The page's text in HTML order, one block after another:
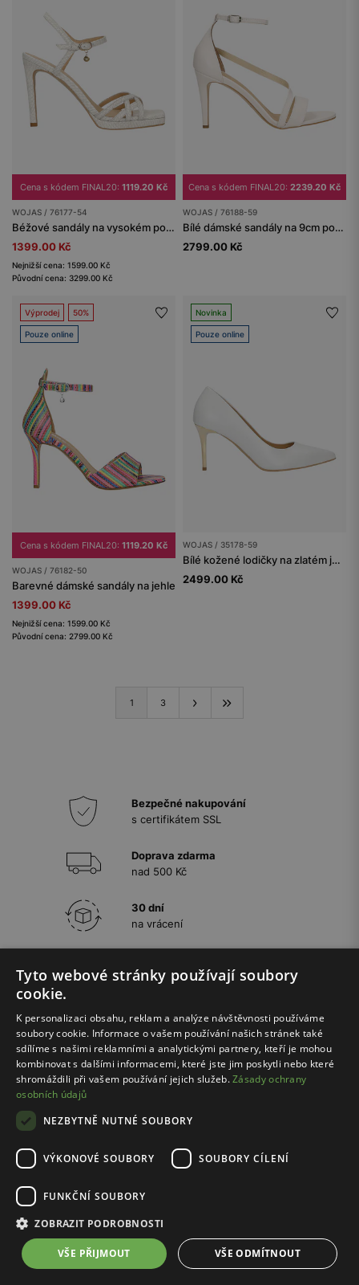
Cena s kódem FINAL20: 1119.20 Kč
WOJAS / 76177-54
Béžové sandály na vysokém podpatku s tłoczeným vzorem
1399.00 Kč
Nejnižší cena: 1599.00 Kč
Původní cena: 3299.00 Kč
Cena s kódem FINAL20: 2239.20 Kč
WOJAS / 76188-59
Bílé dámské sandály na 9cm podpatku
2799.00 Kč
Výprodej 50%
Pouze online
Cena s kódem FINAL20: 1119.20 Kč
WOJAS / 76182-50
Barevné dámské sandály na jehle
1399.00 Kč
Nejnižší cena: 1599.00 Kč
Původní cena: 2799.00 Kč
Novinka
Pouze online
WOJAS / 35178-59
Bílé kožené lodičky na zlatém jehlovém podpatku
2499.00 Kč
1 3
Bezpečné nakupování
s certifikátem SSL
Doprava zdarma
nad 500 Kč
30 dní
na vrácení
4.8/5
Newsletter
Pokud se nyní dodatečně zaregistruješ, získáš
slevu 250 Kč při nákupu v hodnotě minimálně
1000 Kč.
Chci novinky o:
Dámská kolekce
Pánská kolekce
Tyto webové stránky používají soubory
cookie.
K personalizaci obsahu, reklam a analýze návštěvnosti používáme
soubory cookie. Informace o vašem používání našich stránek také
sdílíme s našimi reklamními a analytickými partnery, kteří je mohou
kombinovat s dalšími informacemi, které jste jim poskytli nebo které
shromáždili při vašem používání jejich služeb.Zásady ochrany
osobních údajů
NEZBYTNĚ NUTNÉ SOUBORY
VÝKONOVÉ SOUBORY SOUBORY CÍLENÍ
FUNKČNÍ SOUBORY
ZOBRAZIT PODROBNOSTI
VŠE PŘIJMOUT VŠE ODMÍTNOUT